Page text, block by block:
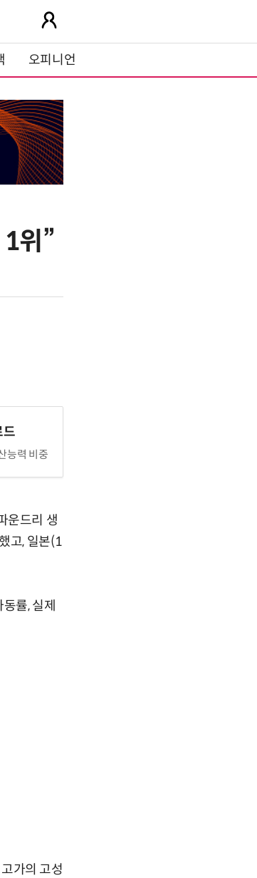
오피니언
위”
드
능력 비중
운드리 생
고, 일본(1
률, 실제
가의 고성